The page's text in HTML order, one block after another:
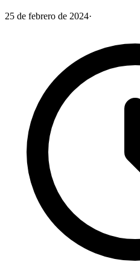
25 de febrero de 2024·